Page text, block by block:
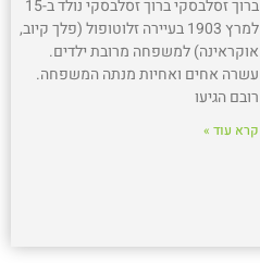
ברוך זסלבסקי ברוך זסלבסקי נולד ב-15
למרץ 1903 בעיירה זלוטופול (פלך קיוב,
אוקראינה) למשפחה מרובת ילדים.
עשרה אחים ואחיות מנתה המשפחה.
רובם הגיעו
קרא עוד »